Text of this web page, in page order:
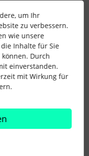
Forum|Forum|6 years ago
Antwort. Die Idee es
um Ihr
zu verbessern.
wie unsere
Inhalte für Sie
Durch
einverstanden.
mit Wirkung für